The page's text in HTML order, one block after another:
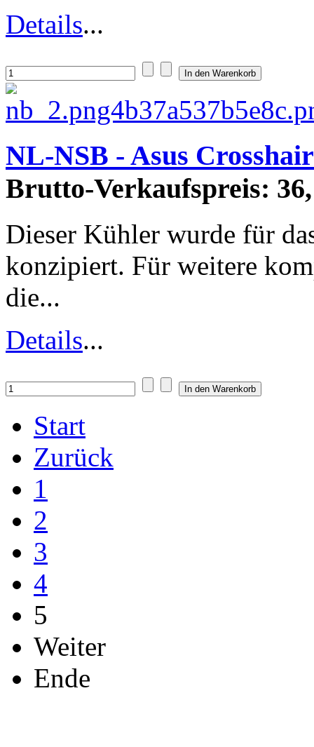
Details...
NL-NSB - Asus
Brutto-Verkaufspreis:
Dieser Kühler wurde für
konzipiert. Für weitere
die...
Details...
Start
Zurück
1
2
3
4
5
Weiter
Ende